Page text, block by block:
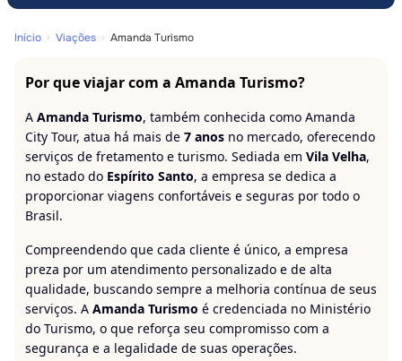
Início Viações Amanda Turismo
Por que viajar com a Amanda Turismo?
A Amanda Turismo, também conhecida como Amanda
City Tour, atua há mais de 7 anos no mercado, oferecendo
serviços de fretamento e turismo. Sediada em Vila Velha,
no estado do Espírito Santo, a empresa se dedica a
proporcionar viagens confortáveis e seguras por todo o
Brasil.
Compreendendo que cada cliente é único, a empresa
preza por um atendimento personalizado e de alta
qualidade, buscando sempre a melhoria contínua de seus
serviços. A Amanda Turismo é credenciada no Ministério
do Turismo, o que reforça seu compromisso com a
segurança e a legalidade de suas operações.